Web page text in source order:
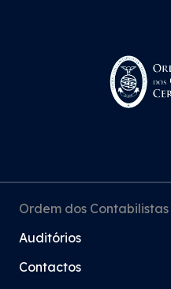
Ordem dos
Auditórios
Contactos